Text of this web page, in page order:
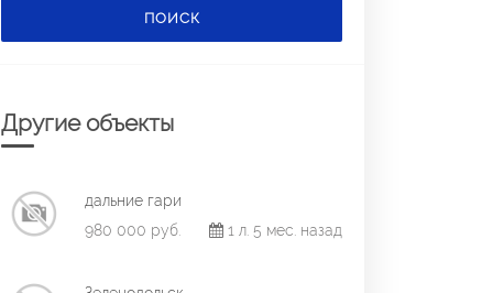
ПОИСК
Другие объекты
дальние гари
980 000 руб.
1 л. 5 мес. назад